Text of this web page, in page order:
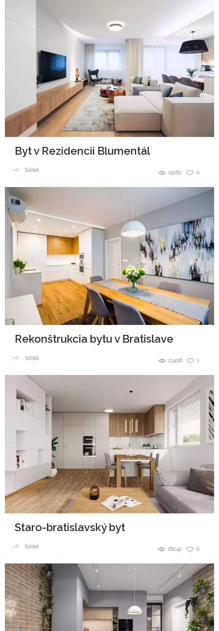
Byt v Rezidencii Blumentál
0
19162
Sdílet
Rekonštrukcia bytu v Bratislave
1
23406
Sdílet
Staro-bratislavský byt
0
16242
Sdílet